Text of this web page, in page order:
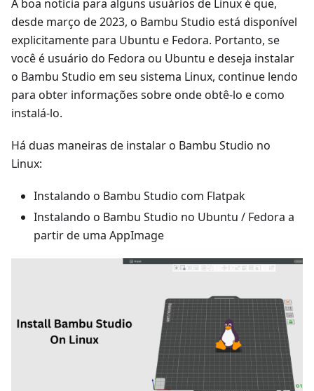
A boa notícia para alguns usuários de Linux é que,
desde março de 2023, o Bambu Studio está disponível
explicitamente para Ubuntu e Fedora. Portanto, se
você é usuário do Fedora ou Ubuntu e deseja instalar
o Bambu Studio em seu sistema Linux, continue lendo
para obter informações sobre onde obtê-lo e como
instalá-lo.
Há duas maneiras de instalar o Bambu Studio no
Linux:
Instalando o Bambu Studio com Flatpak
Instalando o Bambu Studio no Ubuntu / Fedora a
partir de uma AppImage